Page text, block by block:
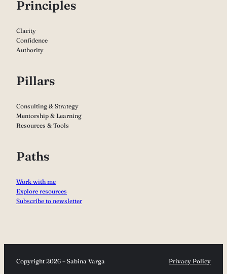
Principles
Clarity
Confidence
Authority
Pillars
Consulting & Strategy
Mentorship & Learning
Resources & Tools
Paths
Work with me
Explore resources
Subscribe to newsletter
Copyright 2026 – Sabina Varga Privacy Policy